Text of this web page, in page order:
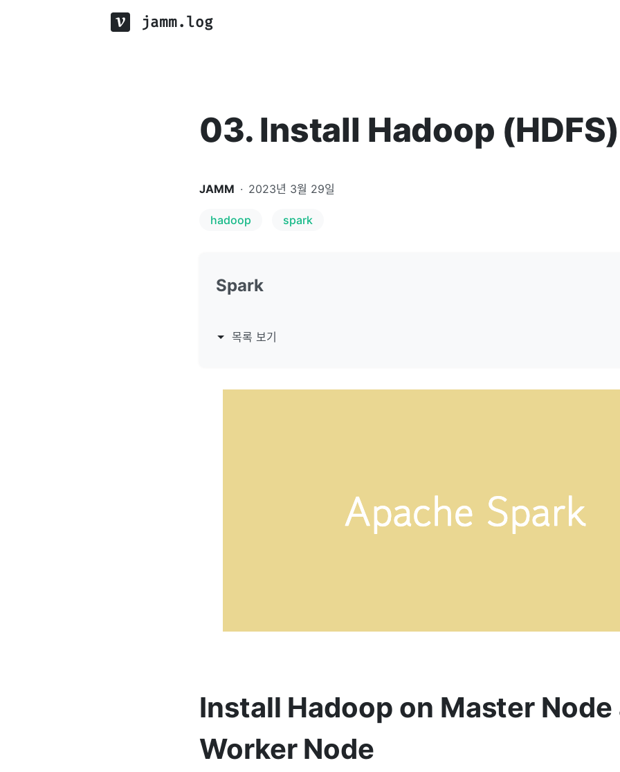
jamm.log
03. Install Hadoop (HDFS)
JAMM · 2023년 3월 29일
hadoop spark
Spark
목록 보기
Install Hadoop on Master Node
Worker Node